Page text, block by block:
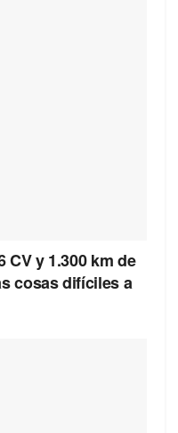
CV y 1.300 km de
cosas difíciles a